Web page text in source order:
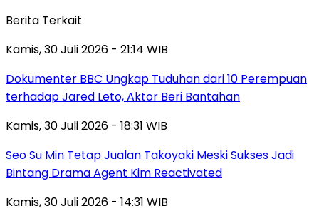
Berita Terkait
Kamis, 30 Juli 2026 - 21:14 WIB
Dokumenter BBC Ungkap Tuduhan dari 10 Perempuan
terhadap Jared Leto, Aktor Beri Bantahan
Kamis, 30 Juli 2026 - 18:31 WIB
Seo Su Min Tetap Jualan Takoyaki Meski Sukses Jadi
Bintang Drama Agent Kim Reactivated
Kamis, 30 Juli 2026 - 14:31 WIB